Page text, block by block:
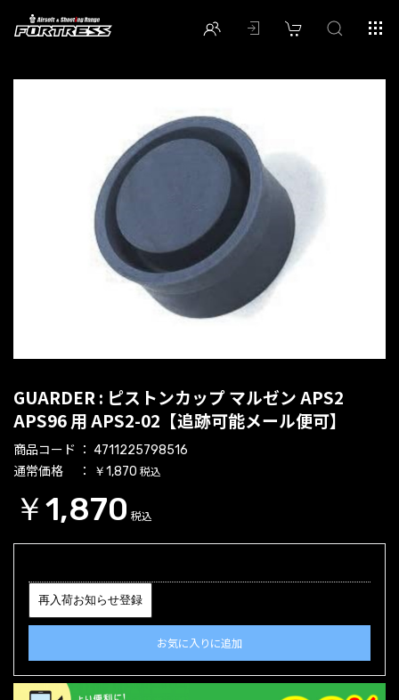
GUARDER : ピストンカップ マルゼン APS2
APS96 用 APS2-02【追跡可能メール便可】
商品コード 4711225798516
通常価格 ￥1,870 税込
￥1,870 税込
再入荷お知らせ登録
お気に入りに追加